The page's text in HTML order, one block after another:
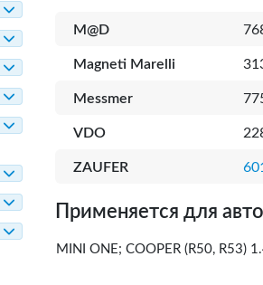
M@D
Magneti Marelli
Messmer
VDO
ZAUFER
Применяется для авто
MINI ONE; COOPER (R50, R53)